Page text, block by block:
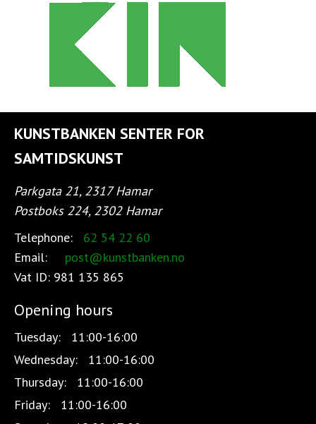
KUNSTBANKEN SENTER FOR
SAMTIDSKUNST
Parkgata 21, 2317 Hamar
Postboks 224, 2302 Hamar
Telephone:
62 54 22 60
Email:
post@kunstbanken.no
Vat ID: 981 135 865
Opening hours
Tuesday:
11:00-16:00
Wednesday:
11:00-16:00
Thursday:
11:00-16:00
Friday:
11:00-16:00